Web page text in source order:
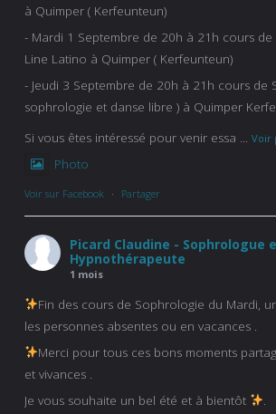
à Quimper ( Kerfeunteun)
- Mardi 1 Septembre de 20h à 21h cours
Line Latino à Quimper ( Kerfeunteun)
- Jeudi 3 Septembre de 20h à 21h cours de
sophrologie et danse libre ) à Quimper
Si vous êtes intéressé pour venir essa
Voir
Photo
Voir sur Facebook · Partager
Picard Claudine - Sophrologue
Hypnothérapeute
1 mois
Fin des cours de Sophrologie du Mardi,
les personnes absentes ou en vacances .
Merci pour tous ces bons moments
et vivances .
Je vous souhaite un bel été et à bientôt